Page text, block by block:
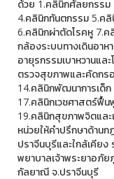
ด้วย 1.คลินิกศัลยกรรม
4.คลินิกทันตกรรม 5.คลิ
6.คลินิกผ่าตัดโรคหู 7.
กล้องระบบทางเดินอา
อายุรกรรมเบาหวานแ
ตรวจสุขภาพและคัดกร
14.คลินิกพัฒนาการเด็
17.คลินิกเวชศาสตร์ฟื้
19.คลินิกสุขภาพจิตแล
หน่วยให้คำปรึกษาด้าน
ปราจีนบุรีและใกล้เคีย
พยาบาลเจ้าพระยาอภัย
กัลยาณี จ.ปราจีนบุรี